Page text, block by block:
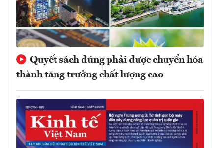
Quyết sách đúng phải được chuyển hóa
thành tăng trưởng chất lượng cao